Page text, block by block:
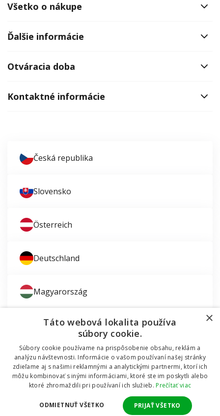
Všetko o nákupe
Ďalšie informácie
Otváracia doba
Kontaktné informácie
Česká republika
Slovensko
Österreich
Deutschland
Magyarország
© 2011 - 2026 TT HOLDING, a.s. Už 12 rokov vám
pomáhame šetriť peniaze za okná a dvere.Všetky
CMS
Zaujíma vás montáž okien?
Dodávali sme okná do mobilnej chatky
×
Táto webová lokalita používa
súbory cookie.
Súbory cookie používame na prispôsobenie obsahu, reklám a
analýzu návštevnosti. Informácie o vašom používaní našej stránky
zdieľame aj s našimi reklamnými a analytickými partnermi, ktorí ich
môžu kombinovať s inými informáciami, ktoré ste im poskytli alebo
ktoré zhromaždili pri používaní ich služieb.Prečítať viac
PRIJAŤ VŠETKO
ODMIETNUŤ VŠETKO